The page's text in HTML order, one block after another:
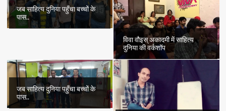
जब साहित्य दुनिया पहुँचा बच्चों के
पास..
विवा वौइस् अकादमी में साहित्य
दुनिया की वर्कशॉप
जब साहित्य दुनिया पहुँचा बच्चों के
पास..